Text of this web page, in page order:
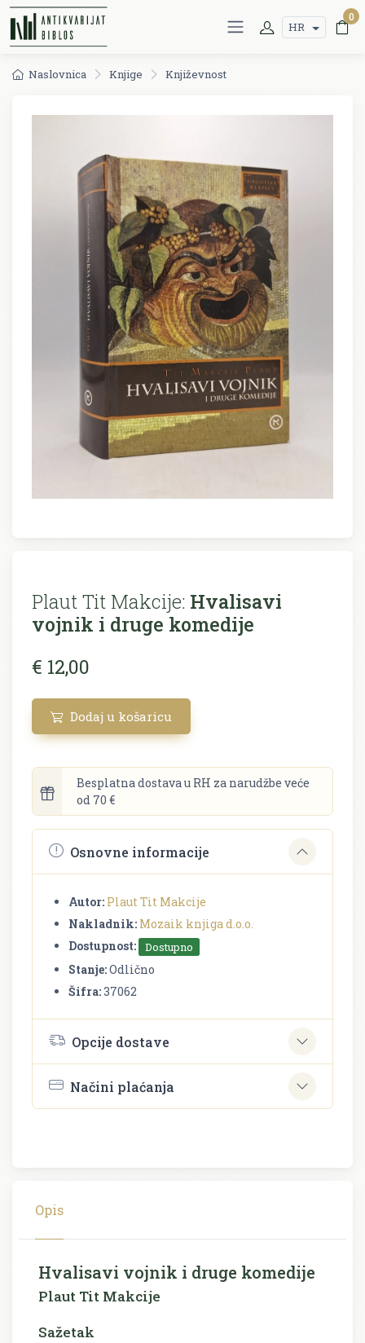
HR
0
Naslovnica Knjige Književnost
Plaut Tit Makcije: Hvalisavi
vojnik i druge komedije
€ 12,00
Dodaj u košaricu
Besplatna dostava u RH za narudžbe veće
od 70 €
Osnovne informacije
Autor: Plaut Tit Makcije
Nakladnik: Mozaik knjiga d.o.o.
Dostupnost:
Dostupno
Stanje:Odlično
Šifra:37062
Opcije dostave
Načini plaćanja
Opis
Hvalisavi vojnik i druge komedije
Plaut Tit Makcije
Sažetak